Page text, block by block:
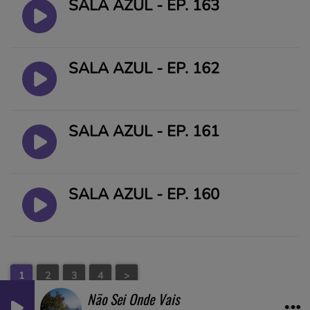
Não Sei Onde Vais
SALA AZUL - EP. 163
SALA AZUL - EP. 162
SALA AZUL - EP. 161
SALA AZUL - EP. 160
1 2 3 4 >